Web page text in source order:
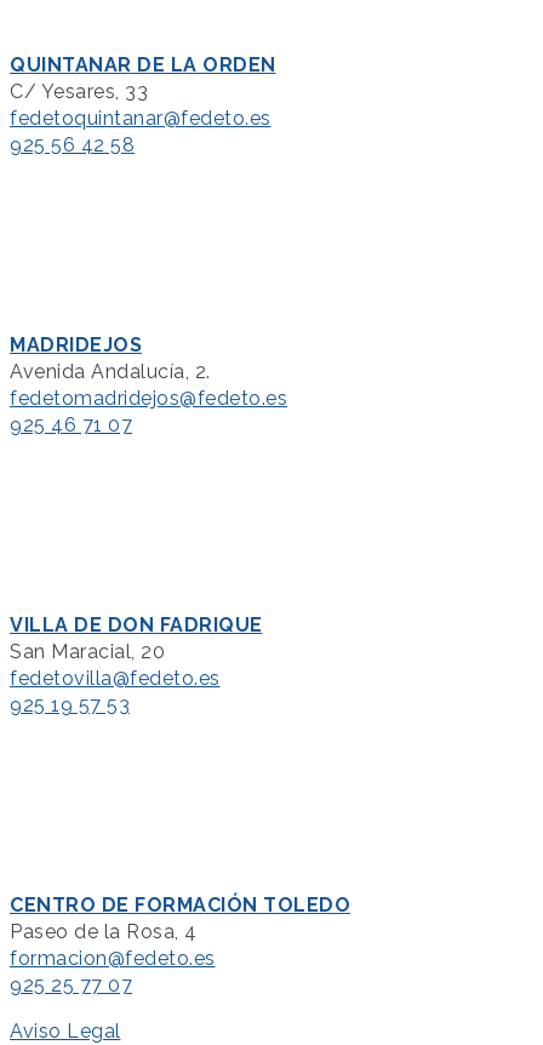
QUINTANAR DE LA ORDEN
C/ Yesares, 33
fedetoquintanar@fedeto.es
925 56 42 58
MADRIDEJOS
Avenida Andalucía, 2.
fedetomadridejos@fedeto.es
925 46 71 07
VILLA DE DON FADRIQUE
San Maracial, 20
fedetovilla@fedeto.es
925 19 57 53
CENTRO DE FORMACIÓN TOLEDO
Paseo de la Rosa, 4
formacion@fedeto.es
925 25 77 07
Aviso Legal